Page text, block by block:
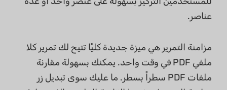
عناصر.
مزامنة التمرير هي ميزة جديدة كليًا تتيح لك تمرير كلا
ملفي PDF في وقت واحد. يمكنك بسهولة مقارنة
ملفات PDF سطراً بسطر. ما عليك سوى تبديل زر